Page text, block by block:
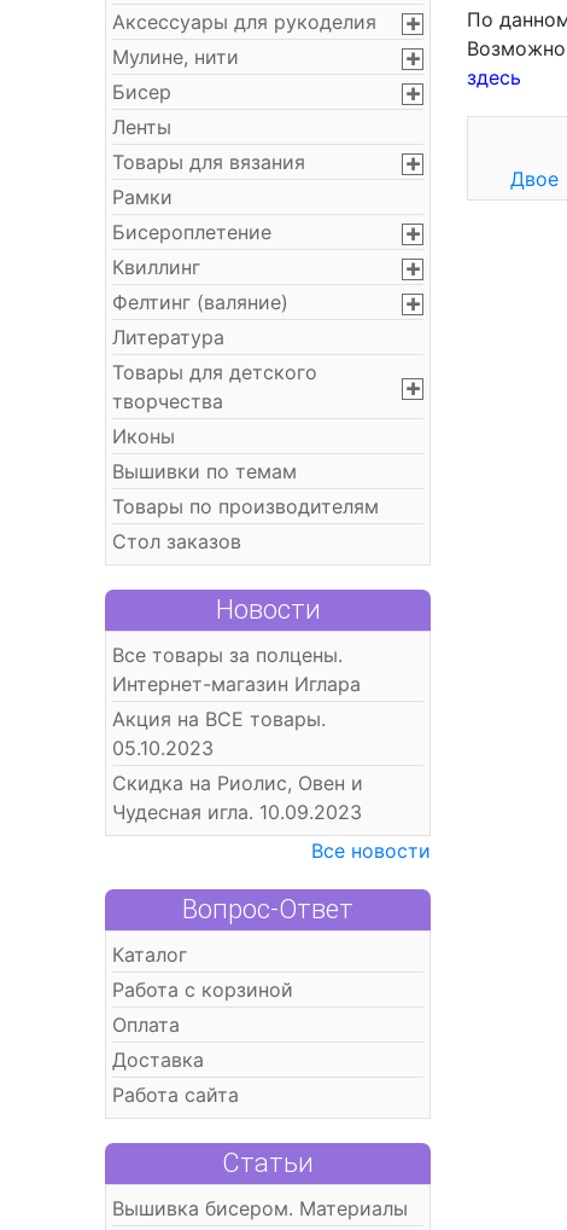
Аксессуары для рукоделия
Мулине, нити
Бисер
Ленты
Товары для вязания
Рамки
Бисероплетение
Квиллинг
Фелтинг (валяние)
Литература
Товары для детского
творчества
Иконы
Вышивки по темам
Товары по производителям
Стол заказов
Новости
Все товары за полцены.
Интернет-магазин Иглара
Акция на ВСЕ товары.
05.10.2023
Скидка на Риолис, Овен и
Чудесная игла. 10.09.2023
Все новости
Вопрос-Ответ
Каталог
Работа с корзиной
Оплата
Доставка
Работа сайта
Статьи
Вышивка бисером. Материалы
По
Возможно
здесь
Двое